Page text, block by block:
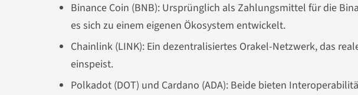
Binance Coin (BNB): Ursprünglich als Zahlungsmittel für die
es sich zu einem eigenen Ökosystem entwickelt.
Chainlink (LINK): Ein dezentralisiertes Orakel-Netzwerk, das
einspeist.
Polkadot (DOT) und Cardano (ADA): Beide bieten